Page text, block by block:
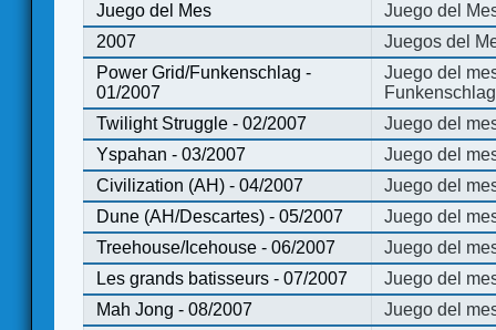
Juego del Mes
Juego del
2007
Juegos del
Power Grid/Funkenschlag -
01/2007
Juego del
Twilight Struggle - 02/2007
Juego del
Yspahan - 03/2007
Juego del
Civilization (AH) - 04/2007
Juego del
Dune (AH/Descartes) - 05/2007
Juego del
Treehouse/Icehouse - 06/2007
Juego del
Les grands batisseurs - 07/2007
Juego del
Mah Jong - 08/2007
Juego del